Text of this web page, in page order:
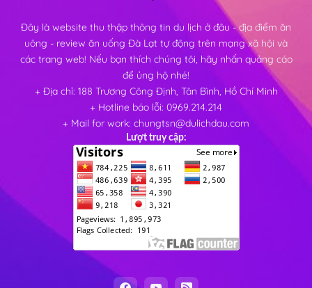
Đây là website thu thập thông tin du lịch ở đâu - địa điểm ăn
uông - review ăn uống Đà Lạt tự động trên mạng xã hội và
các trang web! Nếu bạn thích chúng tôi, hãy nhấn quảng cáo
để ủng hộ nhé!
+ Địa chỉ: 188 Trương Công Định, Tân Bình, Hồ Chí Minh
+ Hotline báo lỗi: 0969.214.214
+ Mail for work: chungtsn@dulichdau.com
Lượt truy cập: